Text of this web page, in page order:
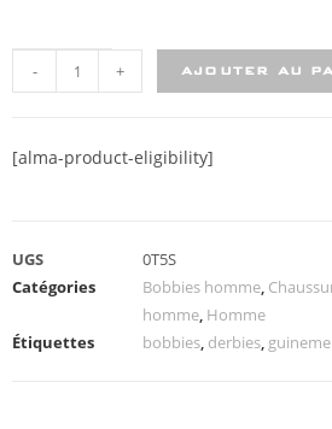
- + AJOUTER AU
[alma-product-eligibility]
UGS
0T5S
Catégories
Bobbies homme,
homme, Homme
Étiquettes
bobbies, derbies,